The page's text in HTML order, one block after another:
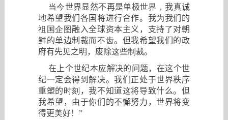
当今世界显然不再是单极世界，我真诚
地希望我们各国将进行合作。我为我们的
祖国企图 融入全球资本主义，支持了对朝
鲜的单边制裁而不齿。但我希望我们的政
府有先见之明，废除这些制裁。
在上个世纪本应解决的问题，在这个世
纪一定会得到解决。我们正处于世界秩序
重塑的时刻 ，我不知道这将导致什么。但
我希望，由于你们的不懈努力，世界将变
得更美好！ ”